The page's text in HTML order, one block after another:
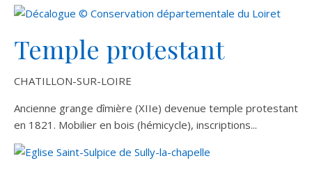
Temple protestant
CHATILLON-SUR-LOIRE
Ancienne grange dîmière (XIIe) devenue temple protestant
en 1821. Mobilier en bois (hémicycle), inscriptions...